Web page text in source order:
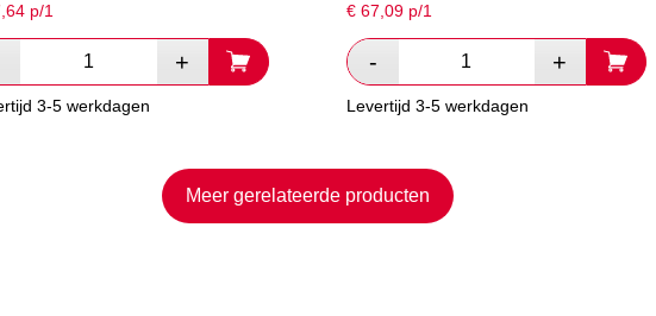
p/1
3-5 werkdagen
€ 67,09p/1
Levertijd 3-5 werkdagen
Meer gerelateerde producten